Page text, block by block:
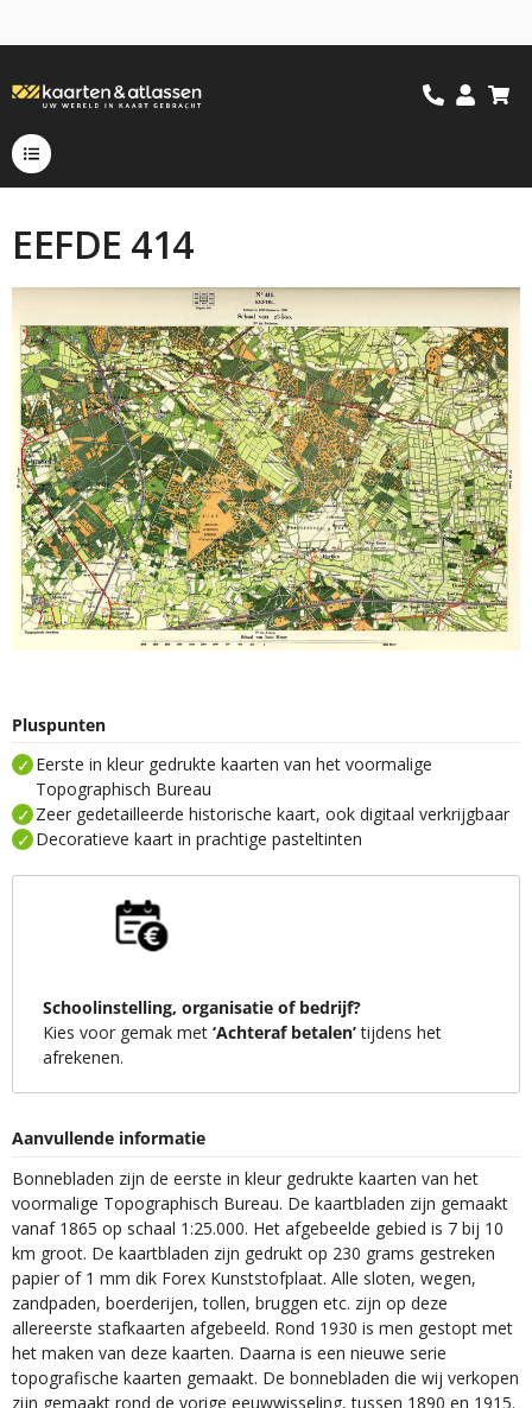
EEFDE 414
Pluspunten
Eerste in kleur gedrukte kaarten van het voormalige
Topographisch Bureau
Zeer gedetailleerde historische kaart, ook digitaal verkrijgbaar
Decoratieve kaart in prachtige pasteltinten
Schoolinstelling, organisatie of bedrijf?
Kies voor gemak met ‘Achteraf betalen’tijdens het
afrekenen.
Aanvullende informatie
Bonnebladen zijn de eerste in kleur gedrukte kaarten van het
voormalige Topographisch Bureau. De kaartbladen zijn gemaakt
vanaf 1865 op schaal 1:25.000. Het afgebeelde gebied is 7 bij 10
km groot. De kaartbladen zijn gedrukt op 230 grams gestreken
papier of 1 mm dik Forex Kunststofplaat. Alle sloten, wegen,
zandpaden, boerderijen, tollen, bruggen etc. zijn op deze
allereerste stafkaarten afgebeeld. Rond 1930 is men gestopt met
het maken van deze kaarten. Daarna is een nieuwe serie
topografische kaarten gemaakt. De bonnebladen die wij verkopen
zijn gemaakt rond de vorige eeuwwisseling, tussen 1890 en 1915.